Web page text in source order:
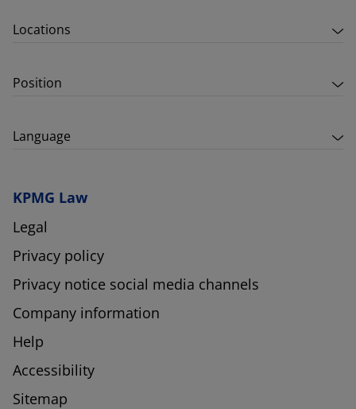
Locations
Position
Language
KPMG Law
Legal
Privacy policy
Privacy notice social media channels
Company information
Help
Accessibility
Sitemap